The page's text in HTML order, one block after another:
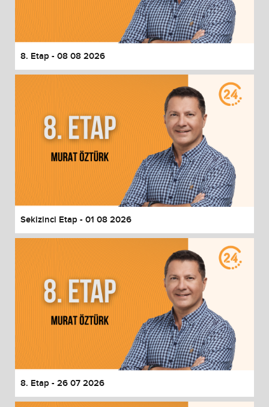
End of dialog window.
8. Etap - 08 08 2026
Sekizinci Etap - 01 08 2026
8. Etap - 26 07 2026